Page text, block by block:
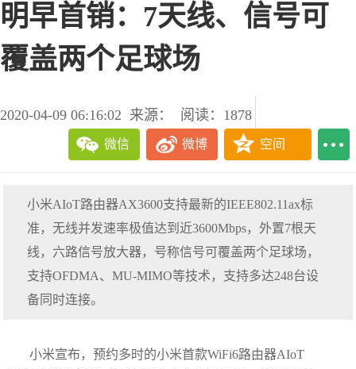
明早首销：7天线、信号可
覆盖两个足球场
2020-04-09 06:16:02 来源： 阅读：1878
微信 微博 空间
小米AIoT路由器AX3600支持最新的IEEE802.11ax标
准，无线并发速率极值达到近3600Mbps，外置7根天
线，六路信号放大器，号称信号可覆盖两个足球场，
支持OFDMA、MU-MIMO等技术，支持多达248台设
备同时连接。
小米宣布，预约多时的小米首款WiFi6路由器AIoT